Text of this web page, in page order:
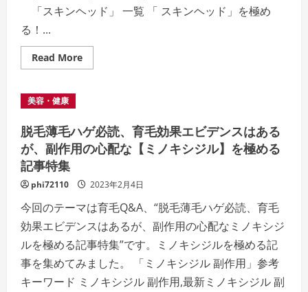
「スキンヘッド」 一覧 「 スキンヘッド」を極め
る！...
Read MoreRead
more
ヘ
ッ
ド」
を
る！
美容・健康
脱毛薄毛ハゲ必読、育毛効果エビデンスはある
が、副作用の心配な【ミノキシジル】を極める
記事特集
phi72110 2023年2月4日
今回のテーマは育毛Q&A、“脱毛薄毛ハゲ必読、育毛
効果エビデンスはあるが、副作用の心配なミノキシジ
ルを極める記事特集”です。ミノキシジルを極める記
事を集めてみました。 「ミノキシジル 副作用」参考
キーワード ミノキシジル 副作用,最新ミノキシジル 副